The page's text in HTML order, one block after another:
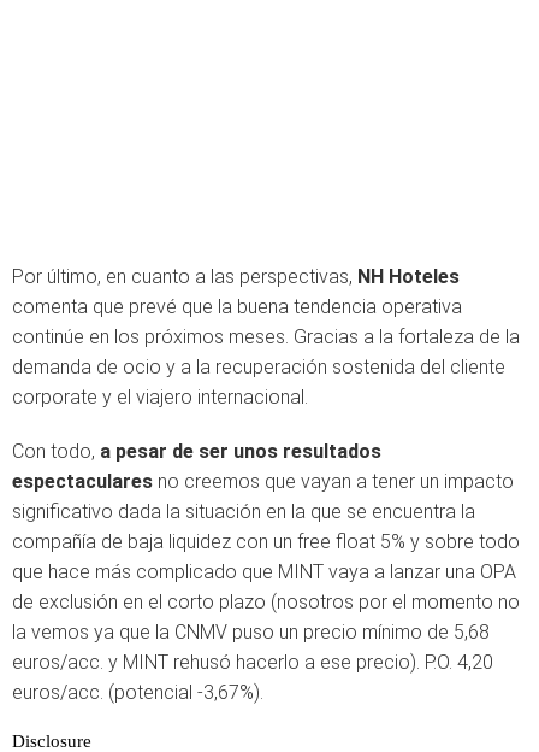
Por último, en cuanto a las perspectivas, NH Hoteles
comenta que prevé que la buena tendencia operativa
continúe en los próximos meses. Gracias a la fortaleza de la
demanda de ocio y a la recuperación sostenida del cliente
corporate y el viajero internacional.
Con todo, a pesar de ser unos resultados
espectaculares no creemos que vayan a tener un impacto
significativo dada la situación en la que se encuentra la
compañía de baja liquidez con un free float 5% y sobre todo
que hace más complicado que MINT vaya a lanzar una OPA
de exclusión en el corto plazo (nosotros por el momento no
la vemos ya que la CNMV puso un precio mínimo de 5,68
euros/acc. y MINT rehusó hacerlo a ese precio). P.O. 4,20
euros/acc. (potencial -3,67%).
Disclosure